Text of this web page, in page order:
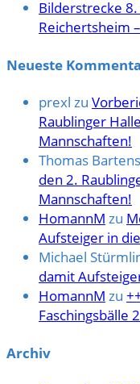
Bilderstrecke 8.
Reichertsheim
Neueste
prexl zu
Raublinger
Mannschaften!
Thomas
den 2.
Mannschaften!
HomannM zu
Aufsteiger in
Michael
damit
HomannM zu
Faschingsbälle
Archiv